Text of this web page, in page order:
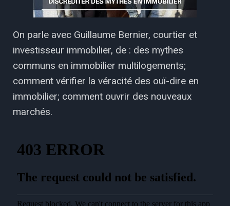
On parle avec Guillaume Bernier, courtier et
investisseur immobilier, de : des mythes
communs en immobilier multilogements;
comment vérifier la véracité des ouï-dire en
immobilier; comment ouvrir des nouveaux
marchés.